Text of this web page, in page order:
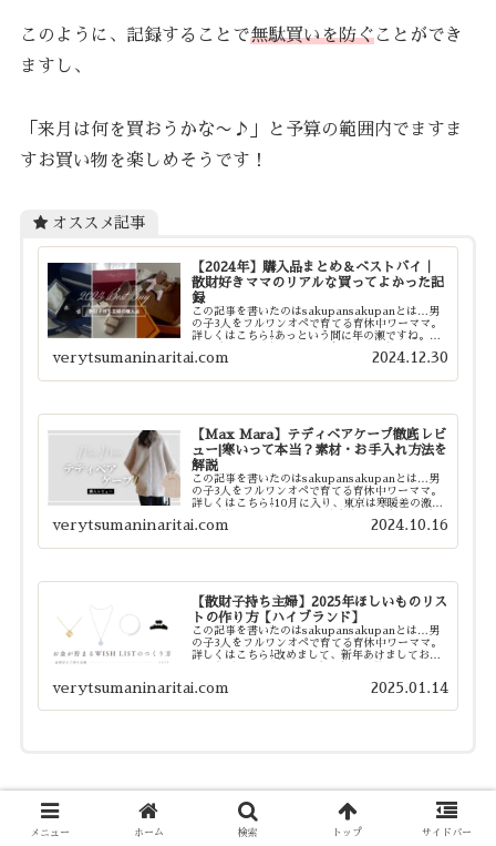
このように、記録することで無駄買いを防ぐことができ
ますし、
「来月は何を買おうかな〜♪」と予算の範囲内でますま
すお買い物を楽しめそうです！
オススメ記事
【2024年】購入品まとめ＆ベストバイ｜
散財好きママのリアルな買ってよかった記
録
この記事を書いたのはsakupansakupanとは…男
の子3人をフルワンオペで育てる育休中ワーママ。
詳しくはこちら⇩あっという間に年の瀬ですね。
も大きな節目となる一年でした。そして同時に、
verytsumaninaritai.com 2024.12.30
【Max Mara】テディベアケープ徹底レビ
ュー|寒いって本当？素材・お手入れ方法を
解説
この記事を書いたのはsakupansakupanとは…男
の子3人をフルワンオペで育てる育休中ワーママ。
詳しくはこちら⇩10月に入り、東京は寒暖差の激し
な日もあれば、急に空気がひんやりと変わる日も...
verytsumaninaritai.com 2024.10.16
【散財子持ち主婦】2025年ほしいものリス
トの作り方【ハイブランド】
この記事を書いたのはsakupansakupanとは…男
の子3人をフルワンオペで育てる育休中ワーママ。
詳しくはこちら⇩改めまして、新年あけましておめ
いまして、2025年は「一生物を、少数精鋭に...
verytsumaninaritai.com 2025.01.14
メニュー ホーム 検索 トップ サイドバー